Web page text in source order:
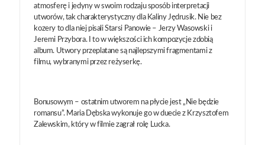
atmosferę i jedyny w swoim rodzaju sposób interpretacji
utworów, tak charakterystyczny dla Kaliny Jędrusik. Nie bez
kozery to dla niej pisali Starsi Panowie – Jerzy Wasowski i
Jeremi Przybora. I to w większości ich kompozycje zdobią
album. Utwory przeplatane są najlepszymi fragmentami z
filmu, wybranymi przez reżyserkę.
Bonusowym – ostatnim utworem na płycie jest „Nie będzie
romansu”. Maria Dębska wykonuje go w duecie z Krzysztofem
Zalewskim, który w filmie zagrał rolę Lucka.